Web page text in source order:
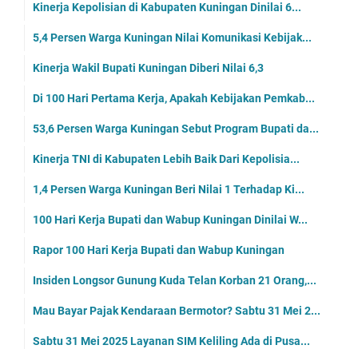
Kinerja Kepolisian di Kabupaten Kuningan Dinilai 6...
5,4 Persen Warga Kuningan Nilai Komunikasi Kebijak...
Kinerja Wakil Bupati Kuningan Diberi Nilai 6,3
Di 100 Hari Pertama Kerja, Apakah Kebijakan Pemkab...
53,6 Persen Warga Kuningan Sebut Program Bupati da...
Kinerja TNI di Kabupaten Lebih Baik Dari Kepolisia...
1,4 Persen Warga Kuningan Beri Nilai 1 Terhadap Ki...
100 Hari Kerja Bupati dan Wabup Kuningan Dinilai W...
Rapor 100 Hari Kerja Bupati dan Wabup Kuningan
Insiden Longsor Gunung Kuda Telan Korban 21 Orang,...
Mau Bayar Pajak Kendaraan Bermotor? Sabtu 31 Mei 2...
Sabtu 31 Mei 2025 Layanan SIM Keliling Ada di Pusa...